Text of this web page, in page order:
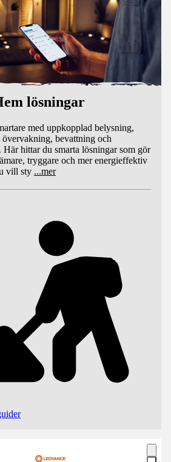
lösningar
med uppkopplad belysning,
bevattning och
Här hittar du smarta lösningar som gör
tryggare och mer energieffektiv
vill sty ...mer